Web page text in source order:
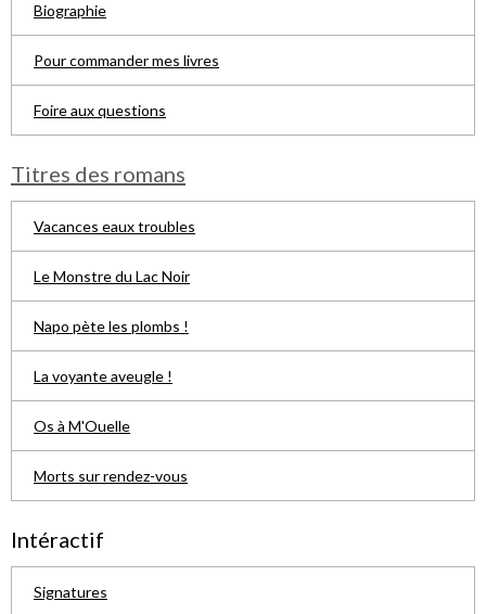
Biographie
Pour commander mes livres
Foire aux questions
Titres des romans
Vacances eaux troubles
Le Monstre du Lac Noir
Napo pète les plombs !
La voyante aveugle !
Os à M'Ouelle
Morts sur rendez-vous
Intéractif
Signatures